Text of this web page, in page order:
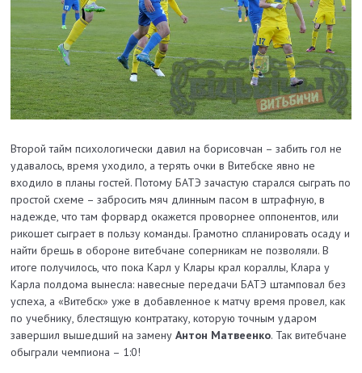
Второй тайм психологически давил на борисовчан – забить гол не
удавалось, время уходило, а терять очки в Витебске явно не
входило в планы гостей. Потому БАТЭ зачастую старался сыграть по
простой схеме – забросить мяч длинным пасом в штрафную, в
надежде, что там форвард окажется проворнее оппонентов, или
рикошет сыграет в пользу команды. Грамотно спланировать осаду и
найти брешь в обороне витебчане соперникам не позволяли. В
итоге получилось, что пока Карл у Клары крал кораллы, Клара у
Карла полдома вынесла: навесные передачи БАТЭ штамповал без
успеха, а «Витебск» уже в добавленное к матчу время провел, как
по учебнику, блестящую контратаку, которую точным ударом
завершил вышедший на заменуАнтон Матвеенко. Так витебчане
обыграли чемпиона – 1:0!